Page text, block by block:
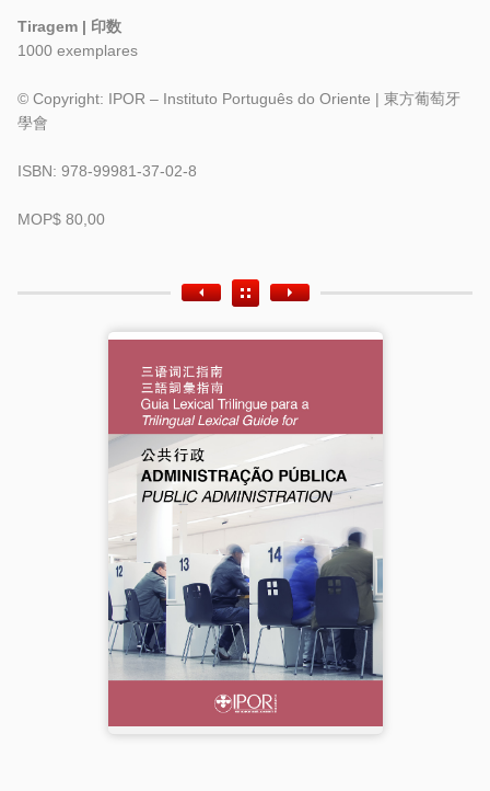
Tiragem | 印数
1000 exemplares
© Copyright: IPOR – Instituto Português do Oriente | 東方葡萄牙
學會
ISBN: 978-99981-37-02-8
MOP$ 80,00